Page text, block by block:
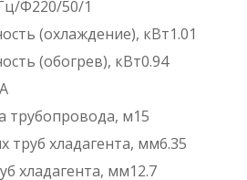
Ф220/50/1
(охлаждение), кВт1.01
(обогрев), кВт0.94
трубопровода, м15
хладагента, мм6.35
хладагента, мм12.7